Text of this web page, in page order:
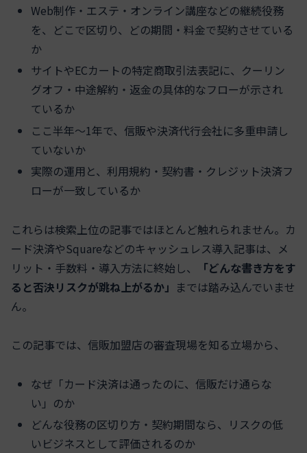
Web制作・エステ・オンライン講座などの継続役務
を、どこで区切り、どの期間・料金で契約させている
か
サイトやECカートの特定商取引法表記に、クーリン
グオフ・中途解約・返金の具体的なフローが示され
ているか
ここ半年〜1年で、信販や決済代行会社に多重申請し
ていないか
実際の運用と、利用規約・契約書・クレジット決済フ
ローが一致しているか
これらは検索上位の記事ではほとんど触れられません。カ
ード決済やSquareなどのキャッシュレス導入記事は、メ
リット・手数料・導入方法に終始し、
「どんな書き方をす
ると否決リスクが跳ね上がるか」 までは踏み込んでいませ
ん。
この記事では、信販加盟店の審査現場を知る立場から、
なぜ「カード決済は通ったのに、信販だけ通らな
い」のか
どんな役務の区切り方・契約期間なら、リスクの低
いビジネスとして評価されるのか